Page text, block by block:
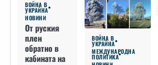
ВОЙНА В
УКРАЙНА
НОВИНИ
От руския
плен
обратно в
кабината на
ВОЙНА В
УКРАЙНА
МЕЖДУНАРОДНА
ПОЛИТИКА